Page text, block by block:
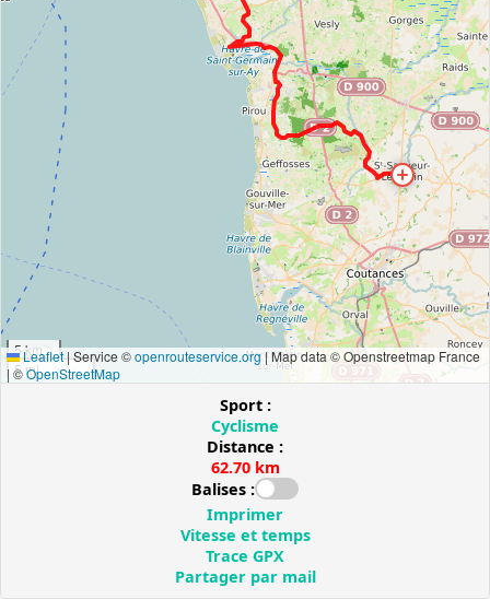
5 km
5 mi
Leaflet|Service ©openrouteservice.org| Map data © Openstreetmap France
| ©OpenStreetMap
Sport :
Cyclisme
Distance :
62.70 km
Balises :
Imprimer
Vitesse et temps
Trace GPX
Partager par mail